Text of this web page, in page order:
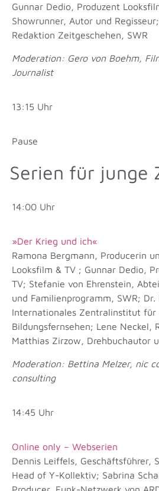
Gunnar Dedio, Produzent
Showrunner, Autor und
Redaktion Zeitgeschehen, SWR
Moderation: Gero von Boehm,
Journalist
13:15 Uhr
Pause
Serien für junge
14:00 Uhr
»Der Krieg und ich«
Ramona Bergmann, Producerin
Looksfilm & TV ; Gunnar Dedio,
TV; Stefanie von Ehrenstein,
und Familienprogramm, SWR;
Internationales Zentralinstitut für
Bildungsfernsehen; Lene Neckel,
Matthias Zirzow, Drehbuchautor
Moderation: Bettina Melzer, nic
consulting
14:45 Uhr
Online only – Webserien
Dennis Leiffels, Geschäftsführer,
Head of Y-Kollektiv; Sabrina